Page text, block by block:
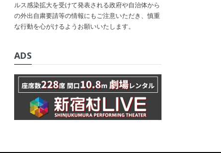
ルス感染拡大を受けて発表される政府や自治体から
の外出自粛要請等の情報にもご注意いただき、慎重
な行動を心がけるようお願いいたします。
ADS